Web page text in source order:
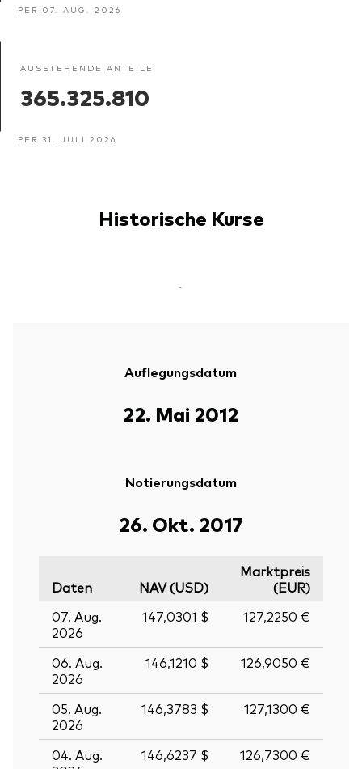
PER 07. AUG. 2026
AUSSTEHENDE ANTEILE
365.325.810
PER 31. JULI 2026
Historische Kurse
-
Auflegungsdatum
22. Mai 2012
Notierungsdatum
26. Okt. 2017
Daten NAV (USD)
Marktpreis
(EUR)
07. Aug.
2026
147,0301 $ 127,2250 €
06. Aug.
2026
146,1210 $ 126,9050 €
05. Aug.
2026
146,3783 $ 127,1300 €
04. Aug.
146,6237 $ 126,7300 €